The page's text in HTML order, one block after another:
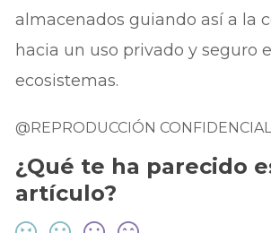
almacenados guiando así a la
hacia un uso privado y seguro
ecosistemas.
@REPRODUCCIÓN
¿Qué te ha parecido
artículo?